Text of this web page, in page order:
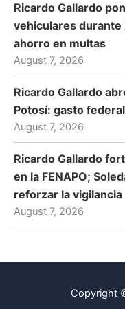
Ricardo Gallardo
vehiculares durante
ahorro en multas
August 7, 2026
Ricardo Gallardo
Potosí: gasto
August 7, 2026
Ricardo Gallardo
en la FENAPO;
reforzar la vigilancia
August 7, 2026
Copyright